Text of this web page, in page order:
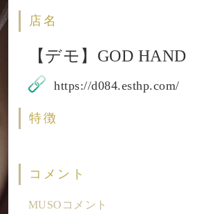
店名
【デモ】GOD HAND
https://d084.esthp.com/
特徴
コメント
MUSOコメント